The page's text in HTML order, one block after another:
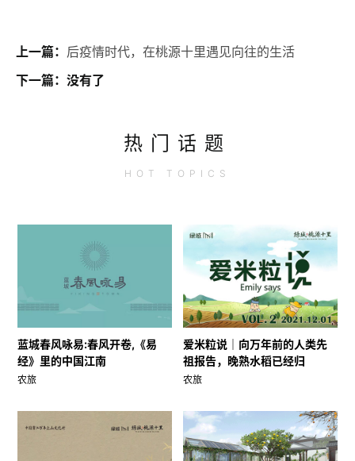
上一篇： 后疫情时代，在桃源十里遇见向往的生活
下一篇：没有了
热门话题
HOT TOPICS
蓝城春风咏易:春风开卷,《易
经》里的中国江南
农旅
爱米粒说｜向万年前的人类先
祖报告，晚熟水稻已经归
农旅